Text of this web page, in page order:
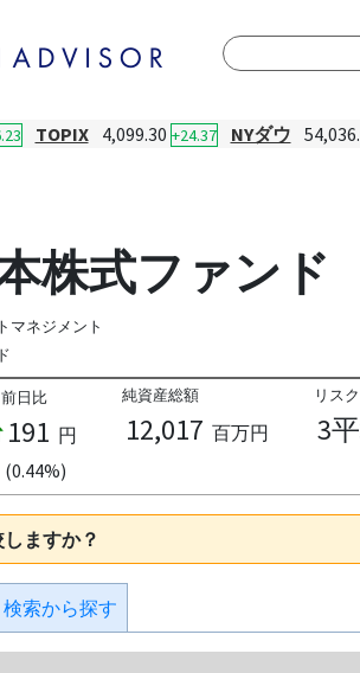
TOPIX 4,099.30 +24.37 NYダウ
株式ファンド
マネジメント
前日比
191 円
(0.44%)
純資産総額
12,017 百万円
リス
3
ますか？
検索から探す